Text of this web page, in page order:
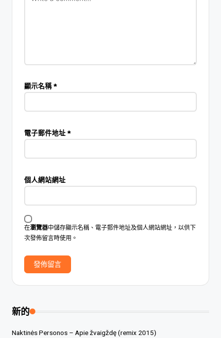
顯示名稱*
電子郵件地址*
個人網站網址
在瀏覽器中儲存顯示名稱、電子郵件地址及個人網站網址，以供下
次發佈留言時使用。
新的
Naktinės Personos – Apie žvaigždę (remix 2015)